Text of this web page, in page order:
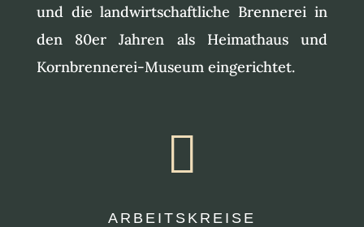
und die landwirtschaftliche Brennerei in
den 80er Jahren als Heimathaus und
Kornbrennerei-Museum eingerichtet.

ARBEITSKREISE